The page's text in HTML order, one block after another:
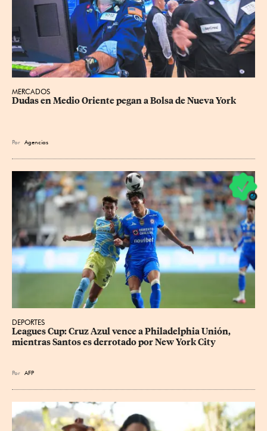
MERCADOS
Dudas en Medio Oriente pegan a Bolsa de Nueva York
Por Agencias
DEPORTES
Leagues Cup: Cruz Azul vence a Philadelphia Unión,
mientras Santos es derrotado por New York City
Por AFP